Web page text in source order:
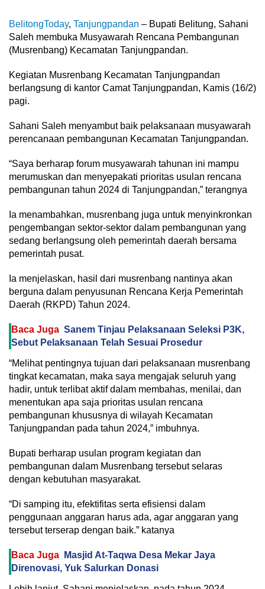
BelitongToday, Tanjungpandan – Bupati Belitung, Sahani
Saleh membuka Musyawarah Rencana Pembangunan
(Musrenbang) Kecamatan Tanjungpandan.
Kegiatan Musrenbang Kecamatan Tanjungpandan
berlangsung di kantor Camat Tanjungpandan, Kamis (16/2)
pagi.
Sahani Saleh menyambut baik pelaksanaan musyawarah
perencanaan pembangunan Kecamatan Tanjungpandan.
“Saya berharap forum musyawarah tahunan ini mampu
merumuskan dan menyepakati prioritas usulan rencana
pembangunan tahun 2024 di Tanjungpandan,” terangnya
Ia menambahkan, musrenbang juga untuk menyinkronkan
pengembangan sektor-sektor dalam pembangunan yang
sedang berlangsung oleh pemerintah daerah bersama
pemerintah pusat.
Ia menjelaskan, hasil dari musrenbang nantinya akan
berguna dalam penyusunan Rencana Kerja Pemerintah
Daerah (RKPD) Tahun 2024.
Baca Juga Sanem Tinjau Pelaksanaan Seleksi P3K,
Sebut Pelaksanaan Telah Sesuai Prosedur
“Melihat pentingnya tujuan dari pelaksanaan musrenbang
tingkat kecamatan, maka saya mengajak seluruh yang
hadir, untuk terlibat aktif dalam membahas, menilai, dan
menentukan apa saja prioritas usulan rencana
pembangunan khususnya di wilayah Kecamatan
Tanjungpandan pada tahun 2024,” imbuhnya.
Bupati berharap usulan program kegiatan dan
pembangunan dalam Musrenbang tersebut selaras
dengan kebutuhan masyarakat.
“Di samping itu, efektifitas serta efisiensi dalam
penggunaan anggaran harus ada, agar anggaran yang
tersebut terserap dengan baik.” katanya
Baca Juga
Masjid At-Taqwa Desa Mekar Jaya
Direnovasi, Yuk Salurkan Donasi